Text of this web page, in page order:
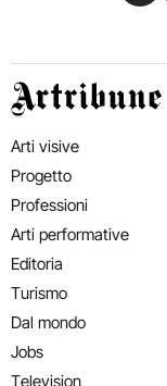
Artribune
Arti visive
Progetto
Professioni
Arti performative
Editoria
Turismo
Dal mondo
Jobs
Television